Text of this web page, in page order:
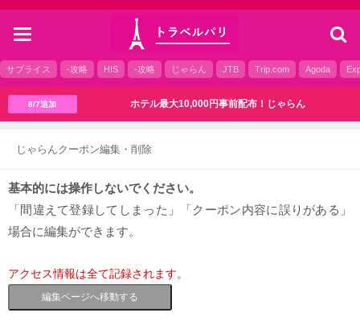
toggle
サプライス -攻略 HIS -攻略 じゃらん JTB Trip.com Agoda
8/7追加 ホテル最大10,000円事前配布！じゃらん
じゃらんクーポン編集・削除
基本的には操作しないでください。
「間違えて登録してしまった」「クーポン内容に誤りがある」
場合に編集ができます。
アクセス情報は全て記録されます。
編集ページへ移動する